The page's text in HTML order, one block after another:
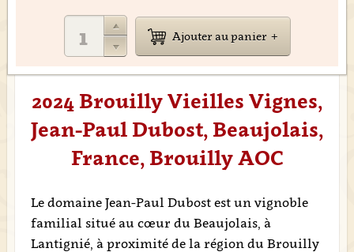
Ajouter au panier
2024 Brouilly Vieilles Vignes,
Jean-Paul Dubost, Beaujolais,
France, Brouilly AOC
Le domaine Jean-Paul Dubost est un vignoble
familial situé au cœur du Beaujolais, à
Lantignié, à proximité de la région du Brouilly